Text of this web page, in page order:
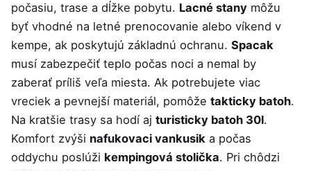
počasiu, trase a dĺžke pobytu. Lacné stany môžu
byť vhodné na letné prenocovanie alebo víkend v
kempe, ak poskytujú základnú ochranu. Spacak
musí zabezpečiť teplo počas noci a nemal by
zaberať príliš veľa miesta. Ak potrebujete viac
vreciek a pevnejší materiál, pomôže takticky batoh.
Na kratšie trasy sa hodí aj turisticky batoh 30l.
Komfort zvýši nafukovaci vankusik a počas
oddychu poslúži kempingová stolička. Pri chôdzi